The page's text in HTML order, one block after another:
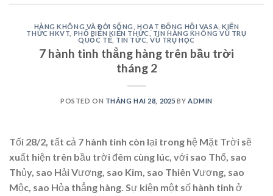
HÀNG KHÔNG VÀ ĐỜI SỐNG HOẠT ĐỘNG HỘI VASA ,KIẾN
THỨC HKVT PHỔ BIẾN KIẾN THỨC , TIN HÀNG KHÔNG VŨ TRỤ
QUỐC TẾ TIN TỨC ,VŨ TRỤ HỌC
7 hành tinh thẳng hàng trên bầu trời
tháng 2
POSTED ON THÁNG HAI 28, 2025 BYADMIN
Tối 28/2, tất cả 7 hành tinh còn lại trong hệ Mặt Trời sẽ
xuất hiện trên bầu trời đêm cùng lúc, với sao Thổ, sao
Thủy, sao Hải Vương, sao Kim, sao Thiên Vương, sao
Mộc, sao Hỏa thẳng hàng. Sự kiện một số hành tinh ở